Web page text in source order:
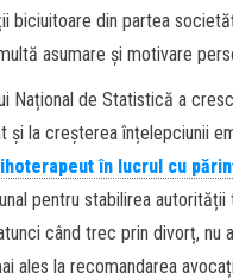
biciuitoare din partea
asumare și motivare
Național de Statistică a
și la creșterea înțelepciunii
în lucrul cu
pentru stabilirea
când trec prin divorț, nu
ales la recomandarea